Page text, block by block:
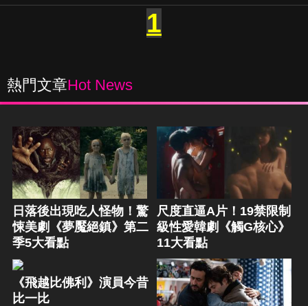
1
熱門文章Hot News
日落後出現吃人怪物！驚
悚美劇《夢魘絕鎮》第二
季5大看點
尺度直逼A片！19禁限制
級性愛韓劇《觸G核心》
11大看點
《飛越比佛利》演員今昔
比一比